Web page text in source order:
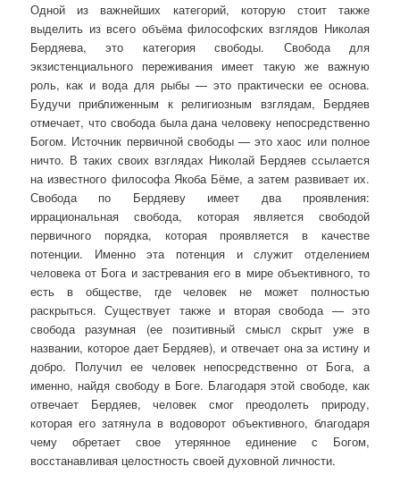
Одной из важнейших категорий, которую стоит также
выделить из всего объёма философских взглядов Николая
Бердяева, это категория свободы. Свобода для
экзистенциального переживания имеет такую же важную
роль, как и вода для рыбы — это практически ее основа.
Будучи приближенным к религиозным взглядам, Бердяев
отмечает, что свобода была дана человеку непосредственно
Богом. Источник первичной свободы — это хаос или полное
ничто. В таких своих взглядах Николай Бердяев ссылается
на известного философа Якоба Бёме, а затем развивает их.
Свобода по Бердяеву имеет два проявления:
иррациональная свобода, которая является свободой
первичного порядка, которая проявляется в качестве
потенции. Именно эта потенция и служит отделением
человека от Бога и застревания его в мире объективного, то
есть в обществе, где человек не может полностью
раскрыться. Существует также и вторая свобода — это
свобода разумная (ее позитивный смысл скрыт уже в
названии, которое дает Бердяев), и отвечает она за истину и
добро. Получил ее человек непосредственно от Бога, а
именно, найдя свободу в Боге. Благодаря этой свободе, как
отвечает Бердяев, человек смог преодолеть природу,
которая его затянула в водоворот объективного, благодаря
чему обретает свое утерянное единение с Богом,
восстанавливая целостность своей духовной личности.